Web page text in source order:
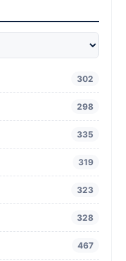
302
298
335
319
323
328
467